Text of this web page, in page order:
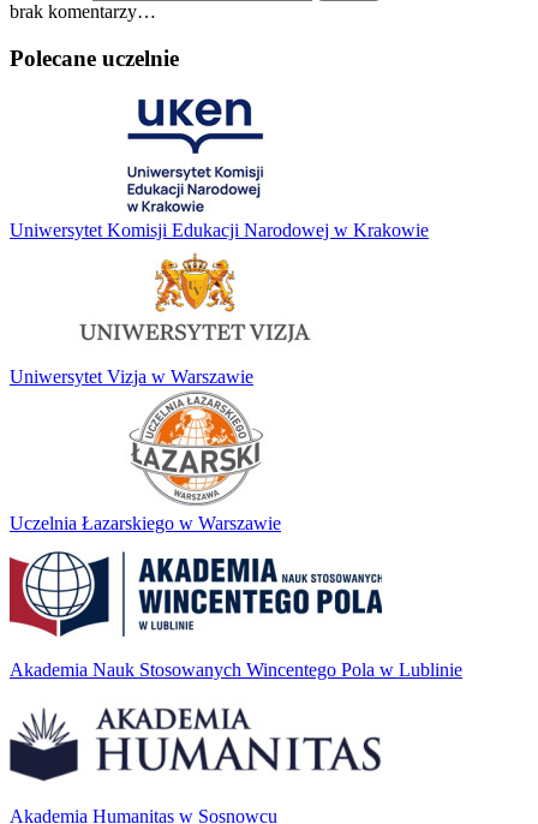
brak komentarzy…
Polecane uczelnie
Uniwersytet Komisji Edukacji Narodowej w Krakowie
Uniwersytet Vizja w Warszawie
Uczelnia Łazarskiego w Warszawie
Akademia Nauk Stosowanych Wincentego Pola w Lublinie
Akademia Humanitas w Sosnowcu